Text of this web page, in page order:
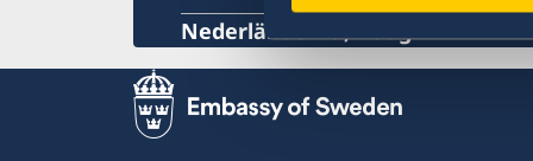
Övriga upplysningar
Nederländerna, Haag